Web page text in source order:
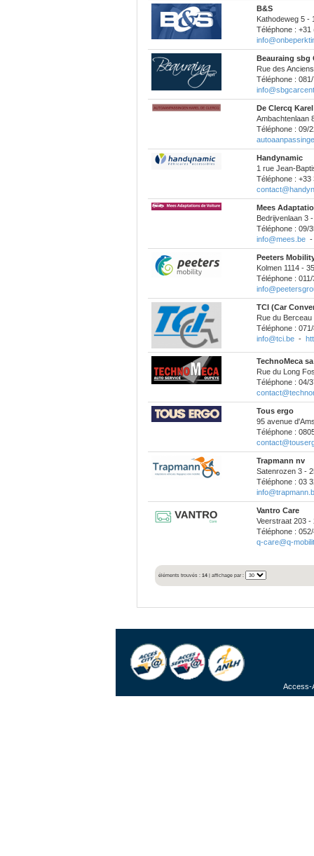
B&S
Kathodeweg 5 -
Téléphone : +31
Beauraing sbg
Rue des
Téléphone :
De Clercq
Ambachtenlaan
Téléphone : 09/
Handynamic
1 rue Jean-
Téléphone : +33
Mees
Bedrijvenlaan 3
Téléphone : 09/
info@mees.be
Peeters
Kolmen 1114 -
Téléphone :
TCI (Car
Rue du
Téléphone :
info@tci.be-
TechnoMeca sa
Rue du Long
Téléphone : 04/
Tous ergo
95 avenue
Téléphone :
Trapmann nv
Satenrozen 3 -
Téléphone : 03
Vantro Care
Veerstraat 203 -
Téléphone :
q-care@q-
éléments trouvés : 14| affichage par :
Access-